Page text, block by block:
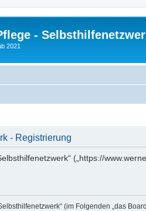
-
2021
- Registrierung
(„https://
(im Folgenden „das